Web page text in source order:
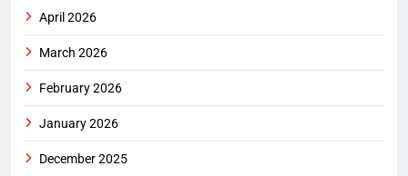
April 2026
March 2026
February 2026
January 2026
December 2025